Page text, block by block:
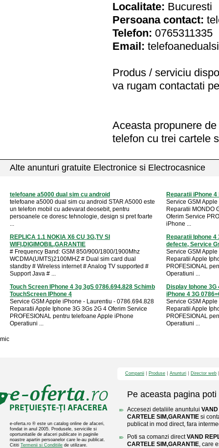
Localitate: Bucuresti
Persoana contact:
Telefon: 0765311335
Email:
Produs / serviciu
va rugam contactati
Aceasta propunere
telefon cu trei cartele
Alte anunturi gratuite Electronice si Electrocasnice
telefoane a5000 dual sim cu android
telefoane a5000 dual sim cu android STAR A5000 este
un telefon mobil cu adevarat deosebit, pentru
persoanele ce doresc tehnologie, design si pret foarte
...
Reparatii iPhone
Service GSM
Reparatii MONDO
Oferim Service
iPhone ...
REPLICA 1.1 NOKIA X6 CU 3G,TV SI
WIFI,DIGIMOBIL,GARANTIE
# Frequency Band: GSM 850/900/1800/1900Mhz
WCDMA(UMTS)2100MHZ # Dual sim card dual
standby # Wireless internet # Analog TV supported #
Support Java # ...
Reparatii Iphone 4
defecte, Service
Service GSM
Reparatii Apple
PROFESIONAL
Operatiuni ...
Touch Screen IPhone 4 3g 3gS 0786.694.828 Schimb
TouchScreen IPhone 4
Service GSM Apple iPhone - Laurentiu - 0786.694.828
Reparatii Apple Iphone 3G 3Gs 2G 4 Oferim Service
PROFESIONAL pentru telefoane Apple iPhone
Operatiuni ...
Display Iphone
iPhone 4 3G
Service GSM
Reparatii Apple
PROFESIONAL
Operatiuni ...
mic
e-oferta.ro ® este un catalog online de afaceri,
fondat in anul 2005. Produsele, serviciile si
oportunitatile de afaceri publicate in paginile
noastre apartin persoanelor care le-au publicat.
Cititi Termenii si Conditiile de utilizare.
Companii Produse Anunturi Director web
Pe aceasta pagina poti
Accesezi detaliile anuntului
CARTELE SIM,GARANTIE si
publicat in mod direct, fara
Poti sa comanzi directVAND
CARTELE SIM,GARANTIE, care